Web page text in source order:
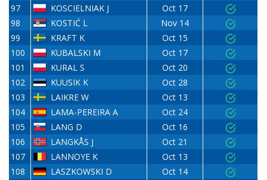
97
KOSCIELNIAK J
Oct 17
98
KOSTIĆ L
Nov 14
99
KRAFT K
Oct 15
100
KUBALSKI M
Oct 17
101
KURAL S
Oct 20
102
KUUSIK K
Oct 28
103
LAIKRE W
Oct 13
104
LAMA-PEREIRA A
Oct 24
105
LANG D
Oct 16
106
LANGKÅS J
Oct 21
107
LANNOYE K
Oct 13
108
LASZKOWSKI D
Oct 14